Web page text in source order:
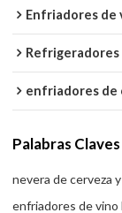
Enfriadores de
Refrigeradores
enfriadores de
Palabras Claves
nevera de cerveza
enfriadores de